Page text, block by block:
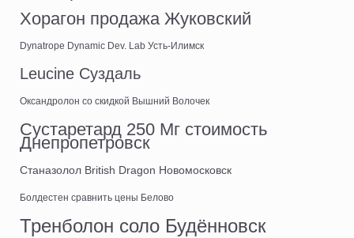
Хорагон продажа Жуковский
Dynatrope Dynamic Dev. Lab Усть-Илимск
Leucine Суздаль
Оксандролон со скидкой Вышний Волочек
Сустаретард 250 Мг стоимость
Днепропетровск
Станазолол British Dragon Новомосковск
Болдестен сравнить цены Белово
Тренболон соло Будённовск